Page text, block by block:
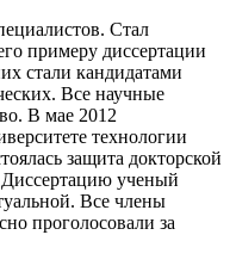
Стал
примеру диссертации
стали кандидатами
Все научные
В мае 2012
технологии
защита докторской
ученый
Все члены
проголосовали за